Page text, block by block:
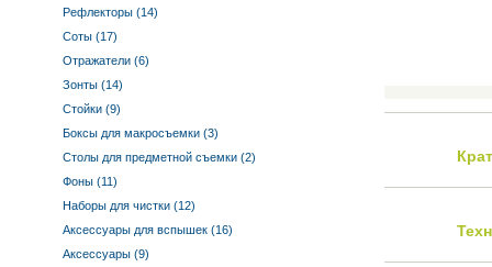
Рефлекторы (14)
Соты (17)
Отражатели (6)
Зонты (14)
Стойки (9)
Боксы для макросъемки (3)
Столы для предметной съемки (2)
Фоны (11)
Наборы для чистки (12)
Аксессуары для вспышек (16)
Аксессуары (9)